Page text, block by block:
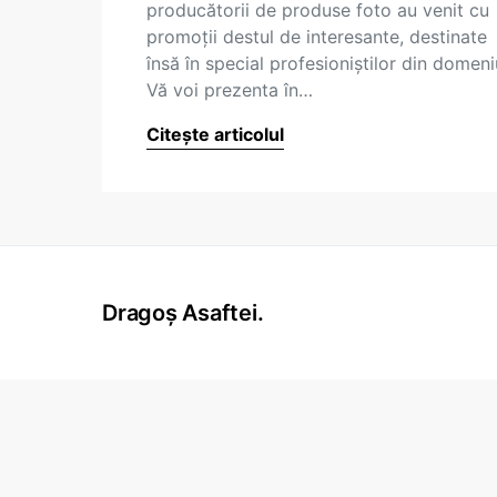
producătorii de produse foto au venit cu
promoţii destul de interesante, destinate
însă în special profesioniştilor din
Vă voi prezenta în…
Citește articolul
Dragoș Asaftei.